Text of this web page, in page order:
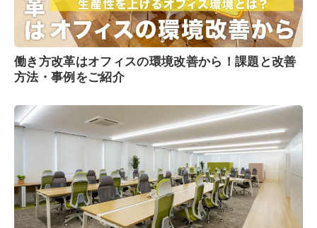
働き方改革はオフィスの環境改善から！課題と改善
方法・事例をご紹介